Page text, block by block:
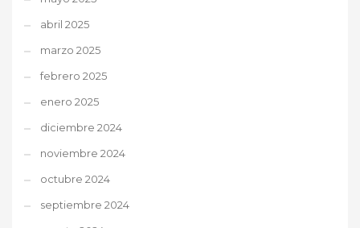
abril 2025
marzo 2025
febrero 2025
enero 2025
diciembre 2024
noviembre 2024
octubre 2024
septiembre 2024